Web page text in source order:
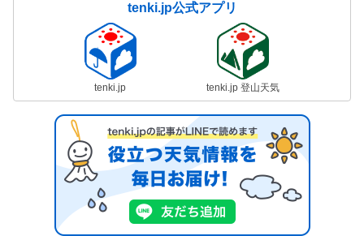
tenki.jp公式アプリ
tenki.jp tenki.jp 登山天気